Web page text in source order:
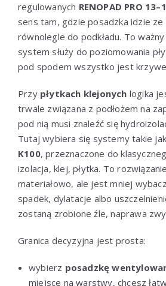
regulowanych RENOPAD PRO
sens tam, gdzie posadzka idzie ze
równolegle do podkładu. To
system służy do poziomowania
pod spodem wszystko jest
Przy płytkach klejonych logika
trwale związana z podłożem na
pod nią musi znaleźć się
Tutaj wybiera się systemy takie jak
K100, przeznaczone do
izolacja, klej, płytka. To
materiałowo, ale jest mniej
spadek, dylatacje albo
zostaną zrobione źle, naprawa
Granica decyzyjna jest prosta:
wybierz posadzkę
miejsce na warstwy, chcesz